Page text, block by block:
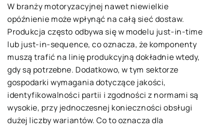
W branży motoryzacyjnej nawet niewielkie
opóźnienie może wpłynąć na całą sieć dostaw.
Produkcja często odbywa się w modelu just-in-time
lub just-in-sequence, co oznacza, że komponenty
muszą trafić na linię produkcyjną dokładnie wtedy,
gdy są potrzebne. Dodatkowo, w tym sektorze
gospodarki wymagania dotyczące jakości,
identyfikowalności partii i zgodności z normami są
wysokie, przy jednoczesnej konieczności obsługi
dużej liczby wariantów. Co to oznacza dla